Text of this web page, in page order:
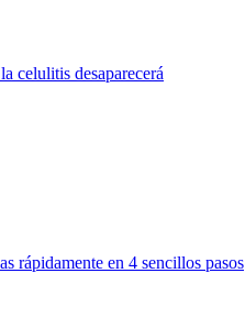
celulitis desaparecerá
rápidamente en 4 sencillos pasos